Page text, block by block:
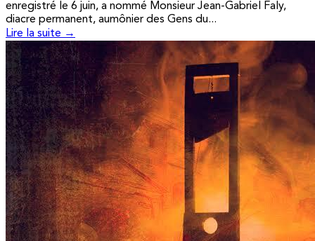
enregistré le 6 juin, a nommé Monsieur Jean-Gabriel Faly,
diacre permanent, aumônier des Gens du...
Lire la suite →